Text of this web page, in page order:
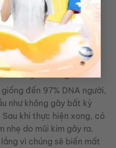
tuyệt vời. Với những
mỹ với Rejuran này
quá trình lão hóa vô
hay không?
đến 97% DNA người,
như không gây bất kỳ
khi thực hiện xong, có
nhẹ do mũi kim gây ra.
vì chúng sẽ biến mất